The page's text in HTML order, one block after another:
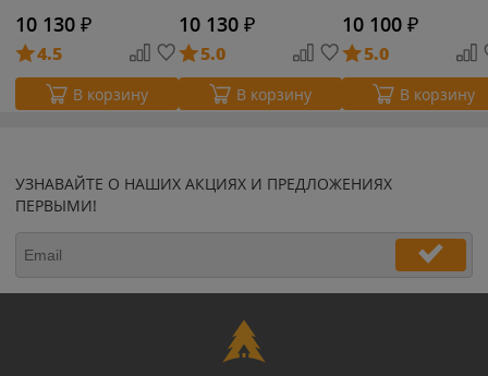
10 130 ₽
4.5
В корзину
10 130 ₽
5.0
В корзину
10 100 ₽
5.0
В корзину
УЗНАВАЙТЕ О НАШИХ АКЦИЯХ И ПРЕДЛОЖЕНИЯХ
ПЕРВЫМИ!